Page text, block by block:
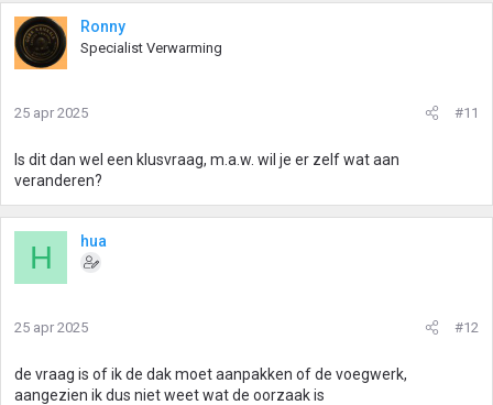
Ronny
Specialist Verwarming
25 apr 2025 #11
Is dit dan wel een klusvraag, m.a.w. wil je er zelf wat aan
veranderen?
H hua
25 apr 2025 #12
de vraag is of ik de dak moet aanpakken of de voegwerk,
aangezien ik dus niet weet wat de oorzaak is